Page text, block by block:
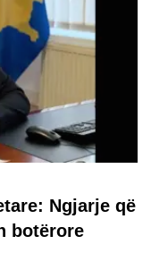
Ngjarje që
botërore